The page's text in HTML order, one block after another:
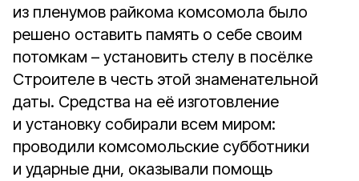
из пленумов райкома комсомола было
решено оставить память о себе своим
потомкам – установить стелу в посёлке
Строителе в честь этой знаменательной
даты. Средства на её изготовление
и установку собирали всем миром:
проводили комсомольские субботники
и ударные дни, оказывали помощь